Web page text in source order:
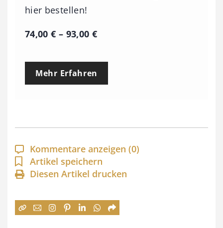
hier bestellen!
74,00€ – 93,00 €P
e
p
a
n
n
:
Mehr Erfahren
Kommentare anzeigen (0)
Artikel speichern
Diesen Artikel drucken